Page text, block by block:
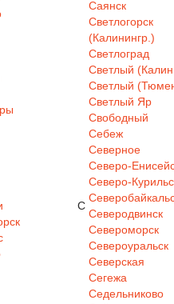
С
Саянск
Светлогорск
(Калинингр.)
Светлоград
Светлый
Светлый
Светлый Яр
Свободный
Себеж
Северное
Северо-
Северо-
Северодвинск
Североморск
Североуральск
Северская
Сегежа
Седельниково